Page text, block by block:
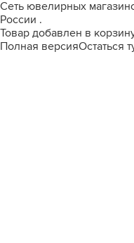
Сеть ювелирных
России .
Товар добавлен в
Полная версияОстаться